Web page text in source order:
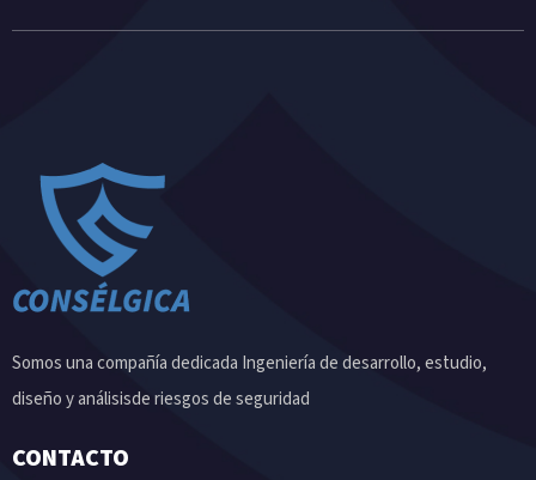
Somos una compañía dedicada Ingeniería de desarrollo, estudio,
diseño y análisisde riesgos de seguridad
CONTACTO